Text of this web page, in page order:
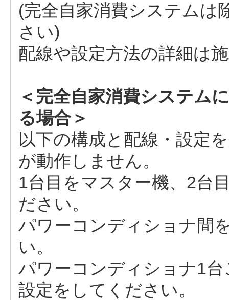
(完全自家消費システムは
さい)
配線や設定方法の詳細は
＜完全自家消費システム
る場合＞
以下の構成と配線・設定
が動作しません。
1台目をマスター機、2台
ださい。
パワーコンディショナ間
い。
パワーコンディショナ1
設定をしてください。